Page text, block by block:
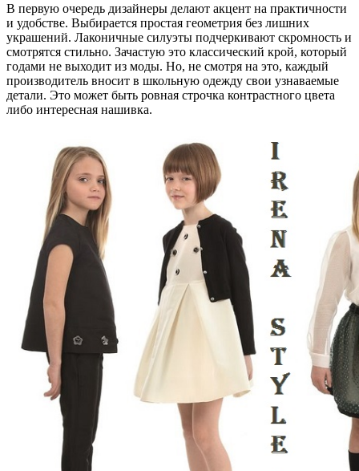
В первую очередь дизайнеры делают акцент на практичности
и удобстве. Выбирается простая геометрия без лишних
украшений. Лаконичные силуэты подчеркивают скромность и
смотрятся стильно. Зачастую это классический крой, который
годами не выходит из моды. Но, не смотря на это, каждый
производитель вносит в школьную одежду свои узнаваемые
детали. Это может быть ровная строчка контрастного цвета
либо интересная нашивка.